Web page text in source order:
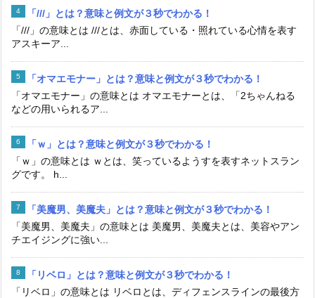
「///」とは？意味と例文が３秒でわかる！
「///」の意味とは ///とは、赤面している・照れている心情を表す
アスキーア...
「オマエモナー」とは？意味と例文が３秒でわかる！
「オマエモナー」の意味とは オマエモナーとは、「2ちゃんねる
などの用いられるア...
「ｗ」とは？意味と例文が３秒でわかる！
「ｗ」の意味とは ｗとは、笑っているようすを表すネットスラン
グです。 h...
「美魔男、美魔夫」とは？意味と例文が３秒でわかる！
「美魔男、美魔夫」の意味とは 美魔男、美魔夫とは、美容やアン
チエイジングに強い...
「リベロ」とは？意味と例文が３秒でわかる！
「リベロ」の意味とは リベロとは、ディフェンスラインの最後方